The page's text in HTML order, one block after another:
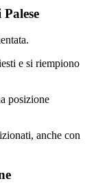
e si riempiono
posizione
anche con